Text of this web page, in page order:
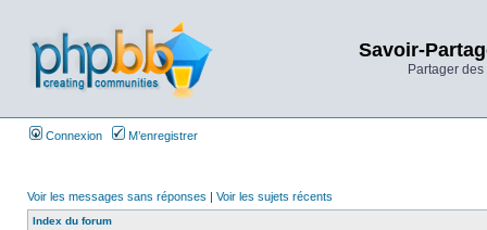
Savoir-
Partager
Connexion M’enregistrer
Voir les messages sans réponses | Voir les sujets récents
Index du forum